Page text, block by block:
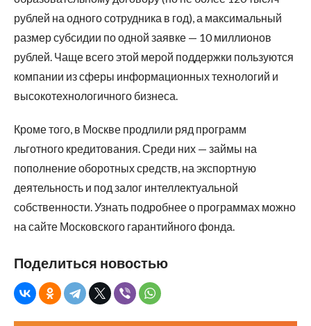
рублей на одного сотрудника в год), а максимальный
размер субсидии по одной заявке — 10 миллионов
рублей. Чаще всего этой мерой поддержки пользуются
компании из сферы информационных технологий и
высокотехнологичного бизнеса.
Кроме того, в Москве продлили ряд программ
льготного кредитования. Среди них — займы на
пополнение оборотных средств, на экспортную
деятельность и под залог интеллектуальной
собственности. Узнать подробнее о программах можно
на сайте Московского гарантийного фонда.
Поделиться новостью